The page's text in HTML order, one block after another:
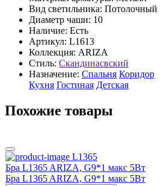
Вид светильника: Потолочный
Диаметр чаши: 10
Наличие: Есть
Артикул: L1613
Коллекция: ARIZA
Стиль: Скандинасвский
Назначение: Спальня Коридор
Кухня Гостиная Детская
Похожие товары
L1365
Бра L1365 ARIZA, G9*1 макс 5Вт
Бра L1365 ARIZA, G9*1 макс 5Вт